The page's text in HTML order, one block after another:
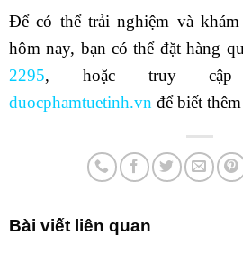
Để có thể trải nghiệm và khám
hôm nay, bạn có thể đặt hàng
2295, hoặc truy cập
duocphamtuetinh.vn để biết
Bài viết liên quan